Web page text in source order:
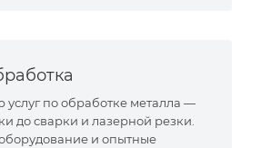
услуг по обработке металла —
до сварки и лазерной резки.
и опытные